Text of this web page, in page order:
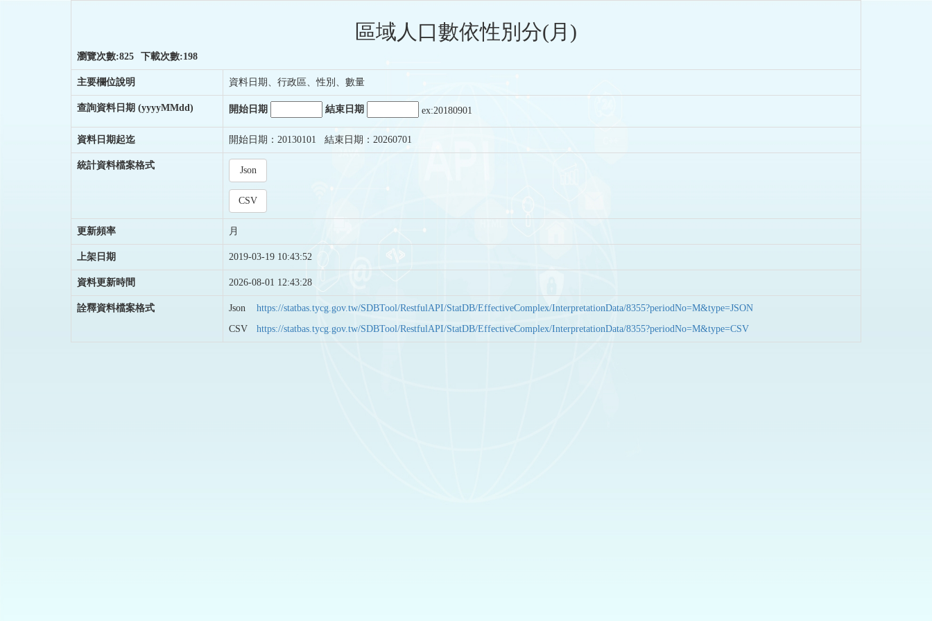
區域人口數依性別分(月)
瀏覽次數:825 下載次數:198
主要欄位說明 資料日期、行政區、性別、數量
查詢資料日期 (yyyyMMdd) 開始日期 結束日期 ex:20180901
資料日期起迄 開始日期：20130101 結束日期：20260701
統計資料檔案格式 Json
CSV
更新頻率 月
上架日期 2019-03-19 10:43:52
資料更新時間 2026-08-01 12:43:28
詮釋資料檔案格式 Json
https://statbas.tycg.gov.tw/SDBTool/RestfulAPI/StatDB/EffectiveComplex/InterpretationData/8355?periodNo=M&type=JSON
CSV
https://statbas.tycg.gov.tw/SDBTool/RestfulAPI/StatDB/EffectiveComplex/InterpretationData/8355?periodNo=M&type=CSV